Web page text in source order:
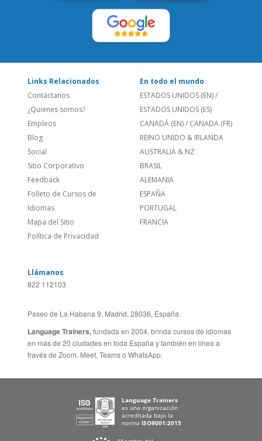
Links Relacionados
Contáctanos
¿Quienes somos?
Empleos
Blog
Social
Sitio Corporativo
Feedback
Folleto de Cursos de
Idiomas
Mapa del Sitio
Política de Privacidad
En todo el mundo
ESTADOS UNIDOS (EN)/
ESTADOS UNIDOS (ES)
CANADÁ (EN)/ CANADA (FR)
REINO UNIDO & IRLANDA
AUSTRALIA & NZ
BRASIL
ALEMANIA
ESPAÑA
PORTUGAL
FRANCIA
Llámanos
822 112103
Paseo de La Habana 9, Madrid, 28036, España.
Language Trainers,fundada en 2004, brinda cursos de idiomas
en más de 20 ciudades en toda España y también en línea a
través de Zoom, Meet, Teams o WhatsApp.